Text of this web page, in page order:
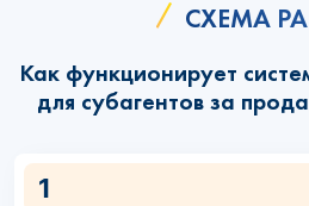
СХЕМА
Как функционирует
для субагентов за
1